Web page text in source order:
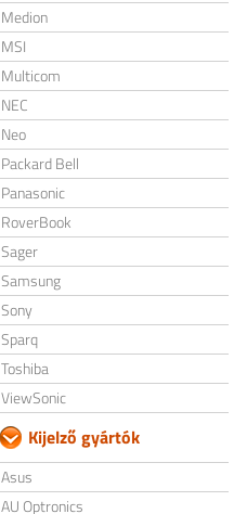
Medion
MSI
Multicom
NEC
Neo
Packard Bell
Panasonic
RoverBook
Sager
Samsung
Sony
Sparq
Toshiba
ViewSonic
Kijelző gyártók
Asus
AU Optronics